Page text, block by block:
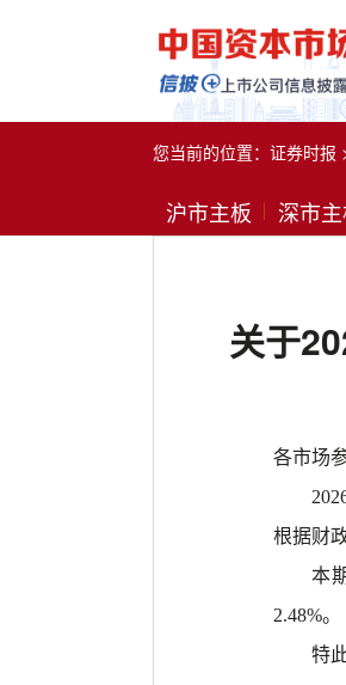
您当前的位置： 证券时报
沪市主板 深市
关于
各市场
根据财
本
2.48%。
特